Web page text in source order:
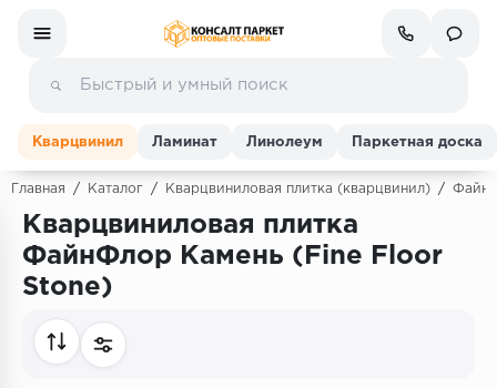
Ламинат
Линолеум
Кварц-винил (ПВХ плитка)
Кварцвинил Ламинат Линолеум Паркетная доска
Главная / Каталог / Кварцвиниловая плитка (кварцвинил) /
Кварцвиниловая плитка
ФайнФлор Камень (Fine Floor
Stone)